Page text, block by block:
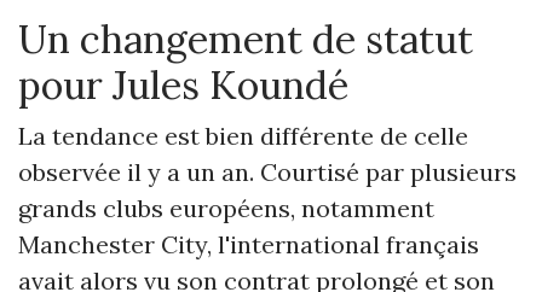
Un changement de statut
pour Jules Koundé
La tendance est bien différente de celle
observée il y a un an. Courtisé par plusieurs
grands clubs européens, notamment
Manchester City, l'international français
avait alors vu son contrat prolongé et son